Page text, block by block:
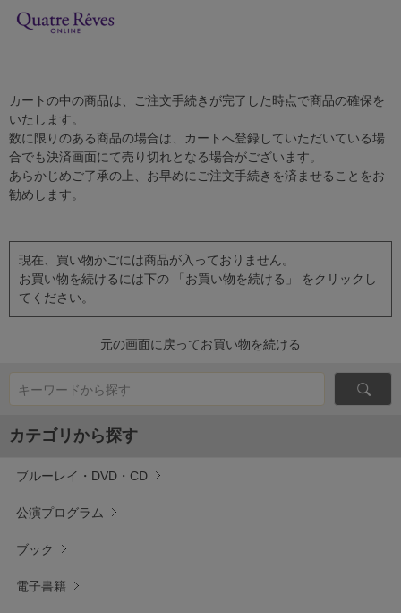
カートの中の商品は、ご注文手続きが完了した時点で商品の確保を
いたします。
数に限りのある商品の場合は、カートへ登録していただいている場
合でも決済画面にて売り切れとなる場合がございます。
あらかじめご了承の上、お早めにご注文手続きを済ませることをお
勧めします。
現在、買い物かごには商品が入っておりません。
お買い物を続けるには下の 「お買い物を続ける」 をクリックし
てください。
元の画面に戻ってお買い物を続ける
キーワードから探す
カテゴリから探す
ブルーレイ・DVD・CD
公演プログラム
ブック
電子書籍